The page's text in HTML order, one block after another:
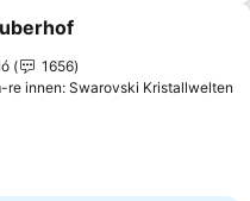
a kedvencekhez
1656
re innen: Swarovski Kristallwelten